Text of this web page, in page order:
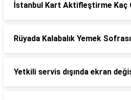
İstanbul Kart Aktifleştirme Kaç
Rüyada Kalabalık Yemek
Yetkili servis dışında ekran